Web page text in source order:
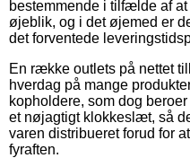
bestemmende i tilfælde af
øjeblik, og i det øjemed er
det forventede
En række outlets på nettet
hverdag på mange
kopholdere, som dog
et nøjagtigt klokkeslæt, så
varen distribueret forud for
fyraften.